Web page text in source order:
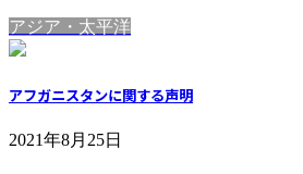
アジア・太平洋
アフガニスタンに関する声明
2021年8月25日